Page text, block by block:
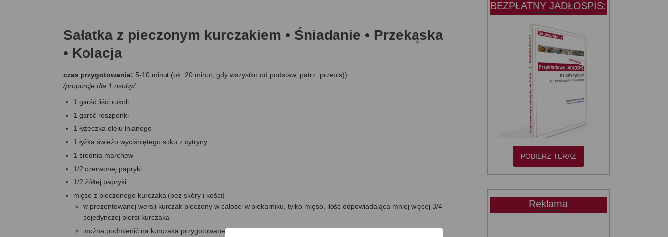
Sałatka z pieczonym kurczakiem • Śniadanie • Przekąska
• Kolacja
czas przygotowania: 5-10 minut (ok. 20 minut, gdy wszystko od podstaw, patrz: przepis))
/proporcje dla 1 osoby/
1 garść liści rukoli
1 garść roszponki
1 łyżeczka oleju lnianego
1 łyżka świeżo wyciśniętego soku z cytryny
1 średnia marchew
1/2 czerwonej papryki
1/2 żółtej papryki
mięso z pieczonego kurczaka (bez skóry i kości)
w prezentowanej wersji kurczak pieczony w całości w piekarniku, tylko mięso, ilość odpowiadająca mniej więcej 3/4
pojedynczej piersi kurczaka
można podmienić na kurczaka przygotowanego w dowolny sposób np. w stylu gyros: pokrojony w paski, posypany
BEZPŁATNY JADŁOSPIS:
POBIERZ TERAZ
Reklama